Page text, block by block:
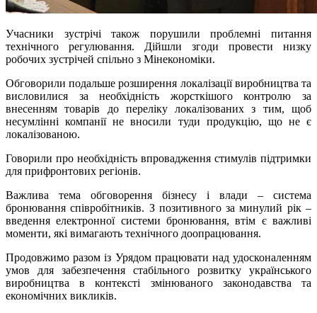
Учасники зустрічі також порушили проблемні питання
технічного регулювання. Дійшли згоди провести низку
робочих зустрічей спільно з Мінекономіки.
Обговорили подальше розширення локалізації виробництва та
висловилися за необхідність жорсткішого контролю за
внесенням товарів до переліку локалізованих з тим, щоб
несумлінні компанії не вносили туди продукцію, що не є
локалізованою.
Говорили про необхідність впровадження стимулів підтримки
для прифронтових регіонів.
Важлива тема обговорення бізнесу і влади – система
бронювання співробітників. З позитивного за минулий рік –
введення електронної системи бронювання, втім є важливі
моменти, які вимагають технічного доопрацювання.
Продовжимо разом із Урядом працювати над удосконаленням
умов для забезпечення стабільного розвитку українського
виробництва в контексті змінюваного законодавства та
економічних викликів.